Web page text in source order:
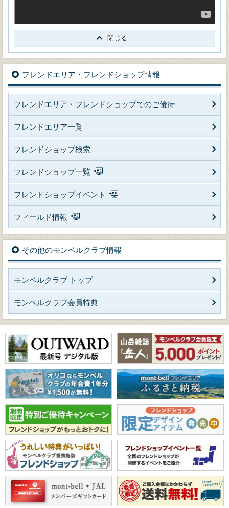
閉じる
フレンドエリア・フレンドショップ情報
フレンドエリア・フレンドショップでのご優待
フレンドエリア一覧
フレンドショップ検索
フレンドショップ一覧
フレンドショップイベント
フィールド情報
その他のモンベルクラブ情報
モンベルクラブ トップ
モンベルクラブ会員特典